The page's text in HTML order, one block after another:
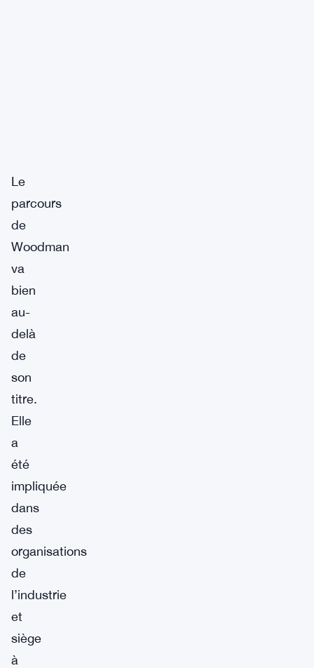
Le
parcours
de
Woodman
va
bien
au-
delà
de
son
titre.
Elle
a
été
impliquée
dans
des
organisations
de
l’industrie
et
siège
à